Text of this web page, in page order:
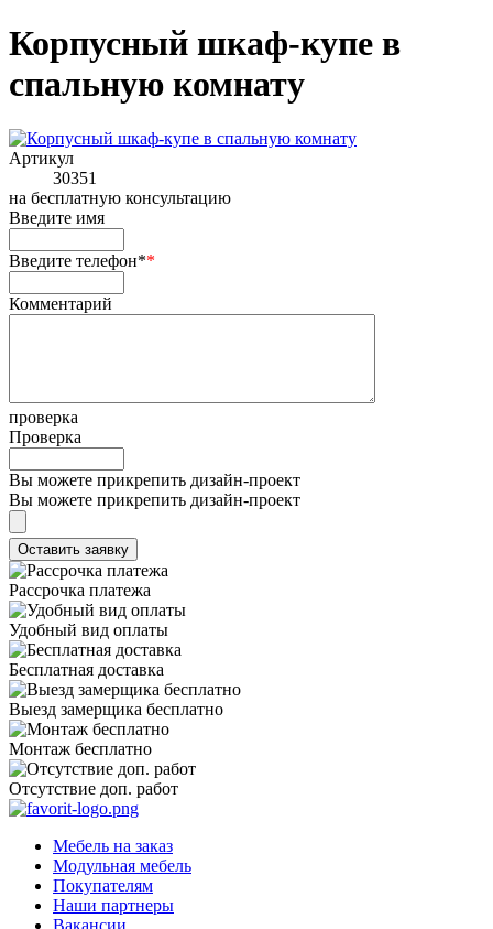
Корпусный шкаф-купе в
спальную комнату
Артикул
30351
на бесплатную консультацию
Введите имя
Введите телефон**
Комментарий
проверка
Проверка
Вы можете прикрепить дизайн-проект
Вы можете прикрепить дизайн-проект
Рассрочка платежа
Удобный вид оплаты
Бесплатная доставка
Выезд замерщика бесплатно
Монтаж бесплатно
Отсутствие доп. работ
Мебель на заказ
Модульная мебель
Покупателям
Наши партнеры
Вакансии